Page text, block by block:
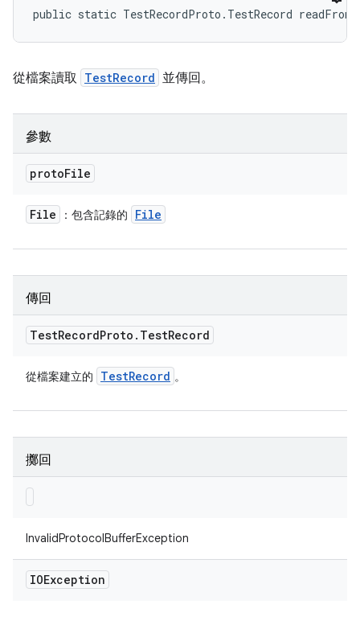
public static TestRecordProto.TestRecord
從檔案讀取 TestRecord 並傳回。
參數
protoFile
File ：包含記錄的 File
傳回
TestRecordProto . TestRecord
從檔案建立的 TestRecord 。
擲回
InvalidProtocolBufferException
IOException